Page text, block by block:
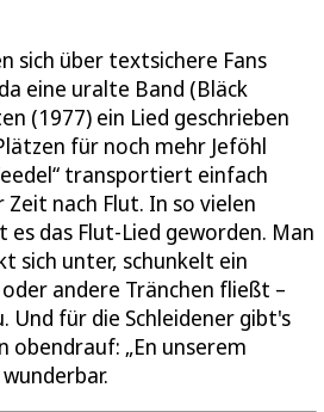
sich über textsichere Fans
eine uralte Band (Bläck
(1977) ein Lied geschrieben
für noch mehr Jeföhl
transportiert einfach
nach Flut. In so vielen
das Flut-Lied geworden. Man
sich unter, schunkelt ein
oder andere Tränchen fließt –
Und für die Schleidener gibt's
obendrauf: „En unserem